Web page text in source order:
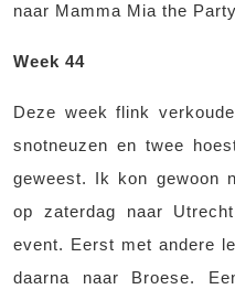
naar Mamma Mia the
Week 44
Deze week flink
snotneuzen en twee
geweest. Ik kon gewoon
op zaterdag naar
event. Eerst met andere
daarna naar Broese.